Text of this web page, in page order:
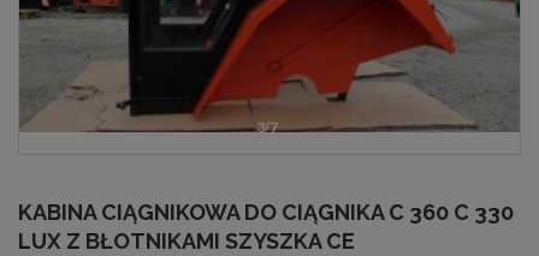
3/7
KABINA CIĄGNIKOWA DO CIĄGNIKA C 360 C 330
LUX Z BŁOTNIKAMI SZYSZKA CE